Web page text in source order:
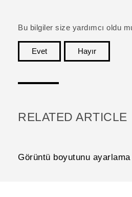
Bu bilgiler size yardımcı oldu
Evet
Hayır
RELATED ARTICLE
Görüntü boyutunu ayarlama